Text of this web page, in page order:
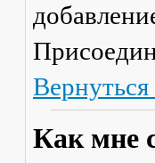
Вернуться
Как мне